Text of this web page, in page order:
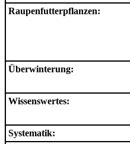
Raupenfutterpflanzen:
Überwinterung:
Wissenswertes:
Systematik: